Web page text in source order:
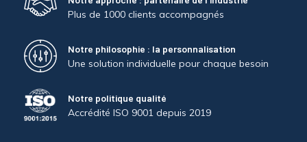
Plus de 1000 clients accompagnés
Notre philosophie : la personnalisation
Une solution individuelle pour chaque besoin
Notre politique qualité
Accrédité ISO 9001 depuis 2019